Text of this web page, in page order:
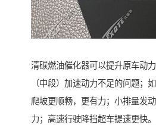
清碳燃油催化器可以提升原车动
（中段）加速动力不足的问题；
爬坡更顺畅，更有力；小排量发
力；高速行驶降挡超车提速更快。